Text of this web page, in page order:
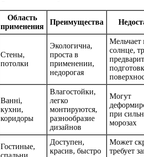
Область
применения
Преимущества
Стены,
потолки
Экологична,
проста в
применении,
недорогая
Мельчает
солнце,
Ванні,
кухни,
коридоры
Влагостойки,
легко
монтируются,
разнообразие
дизайнов
Могут
при
морозах
Гостиные,
спальни
Доступен,
красив, быстро
Может
требует